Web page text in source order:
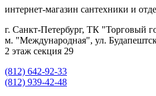
интернет-магазин сантехники и
г. Санкт-Петербург, ТК "Торговый
м. "Международная", ул.
2 этаж секция 29
(812) 642-92-33
(812) 939-42-48